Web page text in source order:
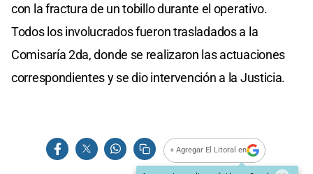
con la fractura de un tobillo durante el operativo.
Todos los involucrados fueron trasladados a la
Comisaría 2da, donde se realizaron las actuaciones
correspondientes y se dio intervención a la Justicia.
+ Agregar El Litoral en